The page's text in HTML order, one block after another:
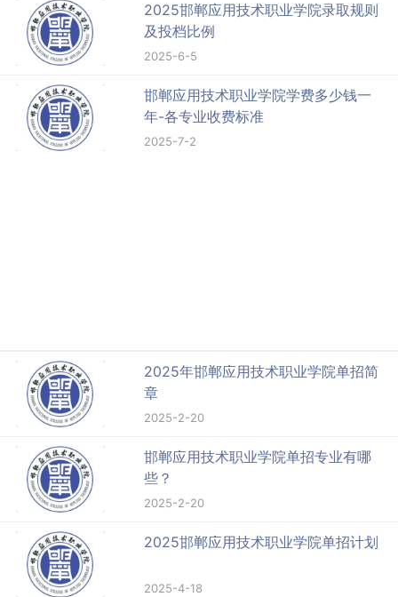
2025邯郸应用技术职业学院录取规则
及投档比例
2025-6-5
邯郸应用技术职业学院学费多少钱一
年-各专业收费标准
2025-7-2
2025年邯郸应用技术职业学院单招简
章
2025-2-20
邯郸应用技术职业学院单招专业有哪
些？
2025-2-20
2025邯郸应用技术职业学院单招计划
2025-4-18